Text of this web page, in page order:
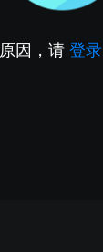
因，请 登录